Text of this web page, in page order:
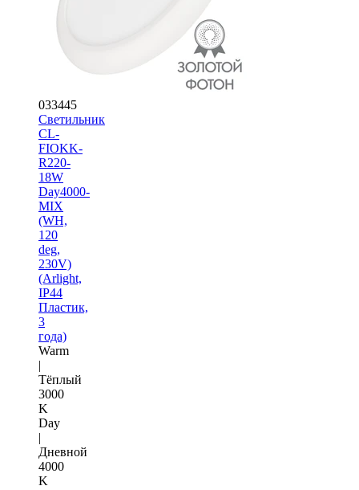
033445
Светильник
CL-
FIOKK-
R220-
18W
Day4000-
MIX
(WH,
120
deg,
230V)
(Arlight,
IP44
Пластик,
3
года)
Warm
|
Тёплый
3000
K
Day
|
Дневной
4000
K